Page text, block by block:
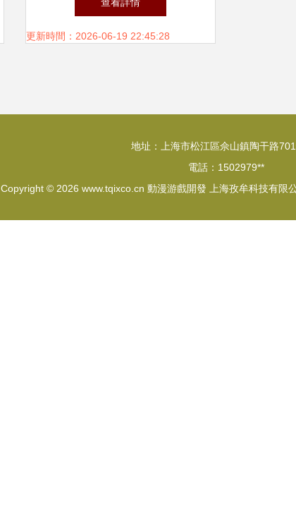
更新時間：2026-06-19 22:45:28
地址：上海市松江區佘山鎮陶干路
電話：1502979**
Copyright © 2026 www.tqixco.cn 動漫游戲開發 上海孜牟科技有限